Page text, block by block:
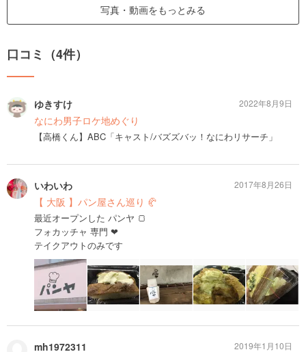
写真・動画をもっとみる
口コミ（4件）
ゆきすけ
なにわ男子ロケ地めぐり
【高橋くん】ABC「キャスト/バズズバッ！なにわリサーチ」
2022年8月9日
いわいわ
【 大阪 】パン屋さん巡り 🥐
最近オープンした パンヤ 🍞
フォカッチャ 専門 ❤︎
テイクアウトのみです
2017年8月26日
mh1972311 2019年1月10日